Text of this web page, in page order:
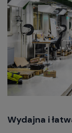
Wydajna i